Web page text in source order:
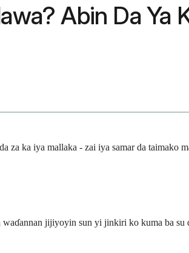
Abin Da Ya
ka iya mallaka - zai iya samar da taimako
jijiyoyin sun yi jinkiri ko kuma ba su